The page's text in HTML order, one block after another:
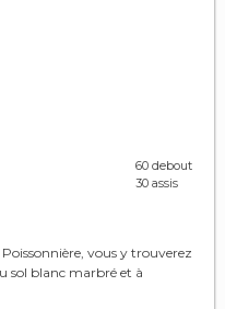
60 debout
30 assis
vous y trouverez
sol blanc marbré et à